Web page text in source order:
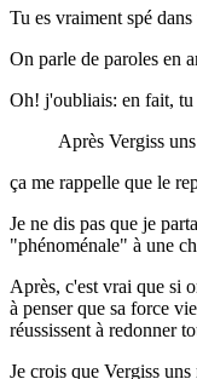
Tu es vraiment spé dans
On parle de paroles en
Oh! j'oubliais: en fait, tu
Après Vergiss
ça me rappelle que le
Je ne dis pas que je
"phénoménale" à une
Après, c'est vrai que si
à penser que sa force
réussissent à redonner
Je crois que Vergiss